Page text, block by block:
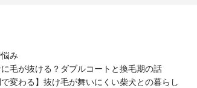
み
毛が抜ける？ダブルコートと換毛期の話
で変わる】抜け毛が舞いにくい柴犬との暮らし